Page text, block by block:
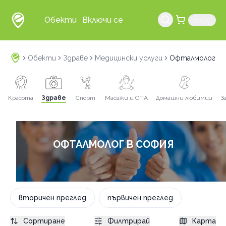
Обекти Включи се
Обекти Здраве Медицински услуги Офталмолог в
Красота Здраве Спорт Масажи и СПА Домашни любимци
ОФТАЛМОЛОГ В СОФИЯ
вторичен преглед първичен преглед
Сортиране Филтрирай Карта